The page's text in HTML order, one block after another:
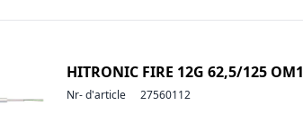
HITRONIC FIRE 12G 62,5/125 OM1
Nr- d'article 27560112